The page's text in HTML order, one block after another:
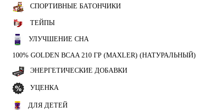
СПОРТИВНЫЕ БАТОНЧИКИ
ТЕЙПЫ
УЛУЧШЕНИЕ СНА
100% GOLDEN BCAA 210 ГР (MAXLER) (НАТУРАЛЬНЫЙ)
ЭНЕРГЕТИЧЕСКИЕ ДОБАВКИ
УЦЕНКА
ДЛЯ ДЕТЕЙ